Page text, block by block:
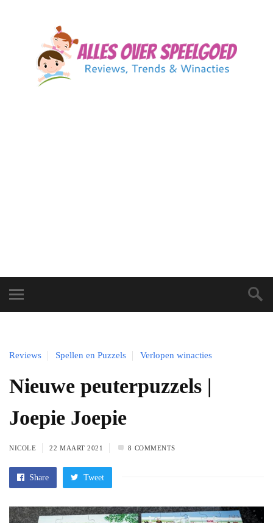
Reviews Spellen en Puzzels Verlopen winacties
Nieuwe peuterpuzzels |
Joepie Joepie
NICOLE 22 MAART 2021 8 COMMENTS
Share Tweet